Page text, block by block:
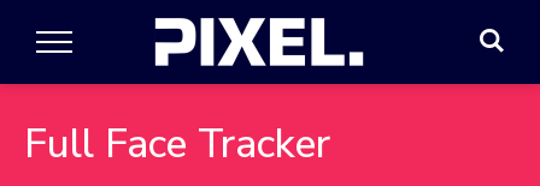
Full Face Tracker